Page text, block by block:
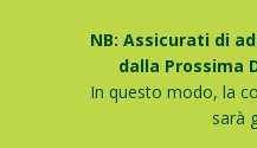
NB: Assicurati di
dalla Prossima
In questo modo, la
sarà